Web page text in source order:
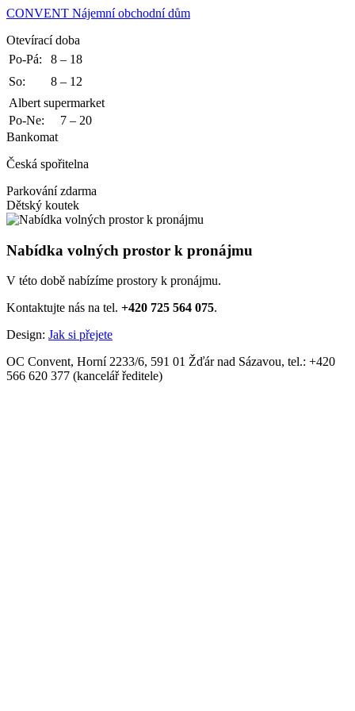
CONVENT Nájemní obchodní dům
Otevírací doba
Po-Pá:
8 – 18
So:
8 – 12
Albert supermarket
Po-Ne:
7 – 20
Bankomat
Česká spořitelna
Parkování zdarma
Dětský koutek
Nabídka volných prostor k pronájmu
V této době nabízíme prostory k pronájmu.
Kontaktujte nás na tel. +420 725 564 075.
Design: Jak si přejete
OC Convent, Horní 2233/6, 591 01 Žďár nad Sázavou, tel.: +420
566 620 377 (kancelář ředitele)